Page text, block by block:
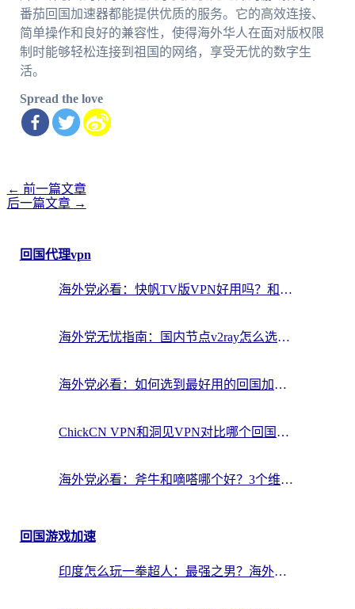
番茄回国加速器都能提供优质的服务。它的高效连接、
简单操作和良好的兼容性，使得海外华人在面对版权限
制时能够轻松连接到祖国的网络，享受无忧的数字生
活。
Spread the love
文
章
← 前一篇文章
后一篇文章 →
回国代理vpn
海外党必看：快帆TV版VPN好用吗？和快游VPN对比哪个回国效果更好？附实用避坑指南
海外党无忧指南：国内节点v2ray怎么选？一键回国VPN+多场景实测帮你避坑
海外党必看：如何选到最好用的回国加速器？从节点到售后的全维度指南
ChickCN VPN和洞见VPN对比哪个回国效果更好？海外党亲测3款加速器+避坑指南
海外党必看：斧牛和嘀嗒哪个好？3个维度教你选对回国加速器
回国游戏加速
印度怎么玩一拳超人：最强之男？海外党国服游戏加速避坑指南